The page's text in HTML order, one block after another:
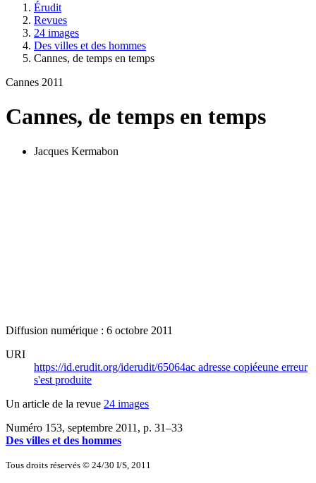
Érudit
Revues
24 images
Des villes et des hommes
Cannes, de temps en temps
Cannes 2011
Cannes, de temps en temps
Jacques Kermabon
Diffusion numérique : 6 octobre 2011
URI
https://id.erudit.org/iderudit/65064ac adresse copiéeune erreur
s'est produite
Un article de la revue 24 images
Numéro 153, septembre 2011 , p. 31–33
Des villes et des hommes
Tous droits réservés © 24/30 I/S, 2011